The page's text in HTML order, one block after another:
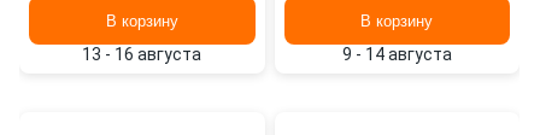
В корзину
13 - 16 августа
пластик AUTO CLIPS
В корзину
9 - 14 августа